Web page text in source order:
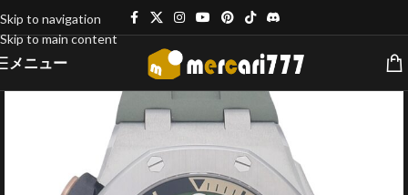
Skip to navigation
Skip to main content
メニュー